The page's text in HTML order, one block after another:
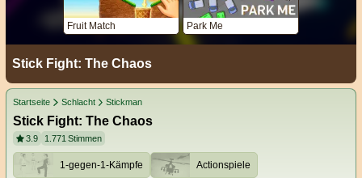
Fruit Match Park Me
Stick Fight: The Chaos
Startseite Schlacht Stickman
Stick Fight: The Chaos
3.9 1.771 Stimmen
1-gegen-1-Kämpfe Actionspiele